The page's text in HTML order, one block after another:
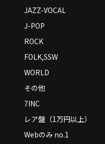
JAZZ-VOCAL
J-POP
ROCK
FOLK,SSW
WORLD
その他
7INC
レア盤（1万円以上）
Webのみ no.1